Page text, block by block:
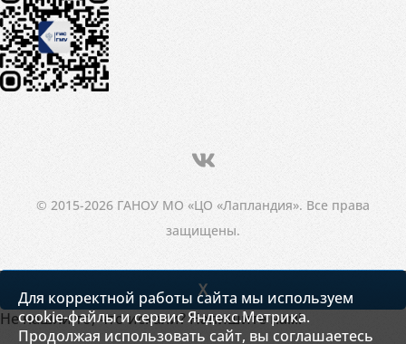
© 2015-2026 ГАНОУ МО «ЦО «Лапландия». Все права
защищены.
Для корректной работы сайта мы используем
cookie-файлы и сервис Яндекс.Метрика.
Продолжая использовать сайт, вы соглашаетесь
X
Не нашли то, что искали? Напишите нам!